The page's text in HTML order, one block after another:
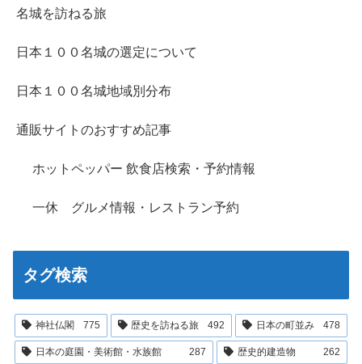
名城を訪ねる旅
日本１００名城の選定について
日本１００名城地域別分布
通販サイトのおすすめ記事
ホットペッパー 飲食店検索・予約情報
一休 グルメ情報・レストラン予約
タグ検索
神社仏閣 775 歴史を訪ねる旅 492 日本の町並み 478
日本の庭園・美術館・水族館 287 歴史的建造物 262